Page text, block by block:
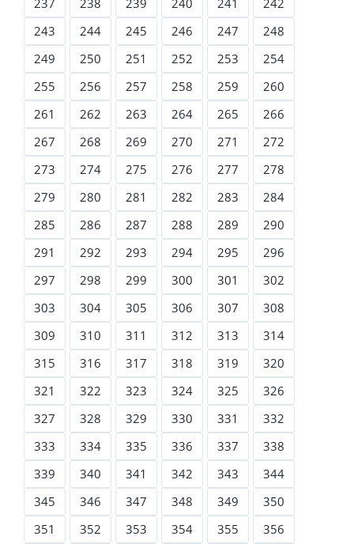
237
238 239 240 241
242
243
244 245 246 247
248
249
250 251 252 253
254
255
256 257 258 259
260
261
262 263 264 265
266
267
268 269 270 271
272
273
274 275 276 277
278
279
280 281 282 283
284
285
286 287 288 289
290
291
292 293 294 295
296
297
298 299 300 301
302
303
304 305 306 307
308
309
310 311 312 313
314
315
316 317 318 319
320
321
322 323 324 325
326
327
328 329 330 331
332
333
334 335 336 337
338
339
340 341 342 343
344
345
346 347 348 349
350
351
352 353 354 355 356